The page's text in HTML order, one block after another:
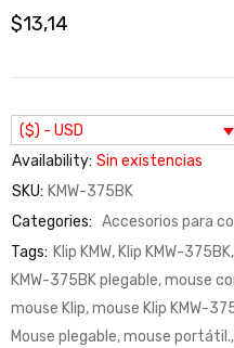
$13,14
($) - USD
Availability: Sin existencias
SKU: KMW-375BK
Categories: Accesorios para
Tags: Klip KMW,Klip KMW-375BK,
KMW-375BK plegable,mouse
mouse Klip,mouse Klip KMW-
Mouse plegable,mouse portátil.,